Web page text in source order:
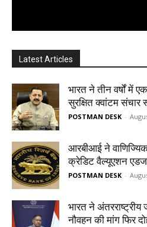
Latest Articles
भारत ने तीन वर्षों में
सुरक्षित क्वांटम संचार
POSTMAN DESK -
आरबीआई ने
क्रेडिट वैल्यूएशन
POSTMAN DESK -
भारत ने अंतरराष्ट्रीय
नौवहन की मांग फिर